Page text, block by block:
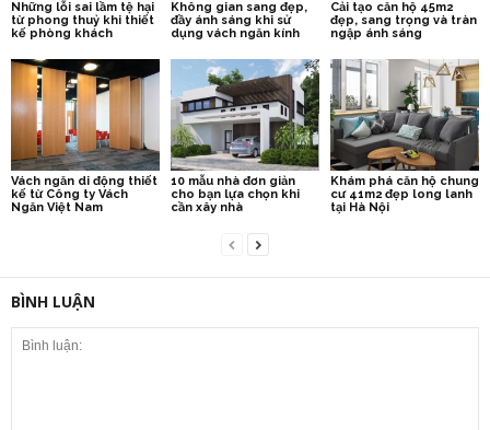
Những lỗi sai lầm tệ hại
từ phong thuỷ khi thiết
kế phòng khách
Không gian sang đẹp,
đầy ánh sáng khi sử
dụng vách ngăn kính
Cải tạo căn hộ 45m2
đẹp, sang trọng và tràn
ngập ánh sáng
Vách ngăn di động thiết
kế từ Công ty Vách
Ngăn Việt Nam
10 mẫu nhà đơn giản
cho bạn lựa chọn khi
cần xây nhà
Khám phá căn hộ chung
cư 41m2 đẹp long lanh
tại Hà Nội
BÌNH LUẬN